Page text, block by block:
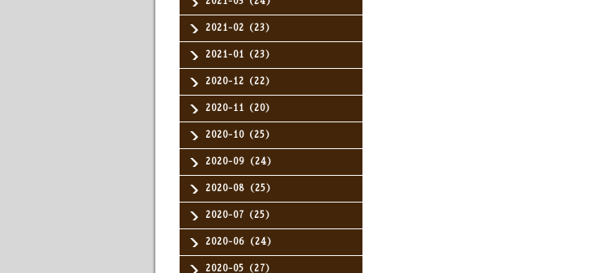
2021-02（23）
2021-01（23）
2020-12（22）
2020-11（20）
2020-10（25）
2020-09（24）
2020-08（25）
2020-07（25）
2020-06（24）
2020-05（27）